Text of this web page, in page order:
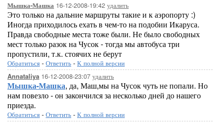
Мышка-Машка 16-12-2008-19:42 удалить
Это только на дальние маршруты такие и к аэропорту :)
Иногда приходилось ехать в чем-то на подобии Икаруса.
Правда свободные места тоже были. Не было свободных
мест только разок на Чусок - тогда мы автобуса три
пропустили, т.к. стоячих не берут
Обратиться - Ответить - К полной версии
Annataliya 16-12-2008-23:07 удалить
Мышка-Машка, да, Маш,мы на Чусок чуть не попали. Но
нам повезло - он закончился за несколько дней до нашего
приезда.
Обратиться - Ответить - К полной версии